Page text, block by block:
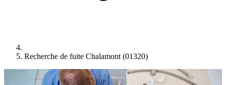
Recherche de fuite Chalamont (01320)